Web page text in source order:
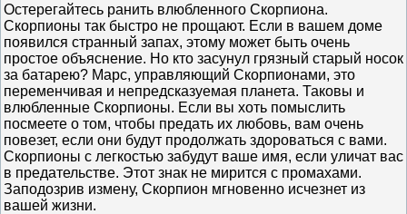
Остерегайтесь ранить влюбленного Скорпиона.
Скорпионы так быстро не прощают. Если в вашем доме
появился странный запах, этому может быть очень
простое объяснение. Но кто засунул грязный старый носок
за батарею? Марс, управляющий Скорпионами, это
переменчивая и непредсказуемая планета. Таковы и
влюбленные Скорпионы. Если вы хоть помыслить
посмеете о том, чтобы предать их любовь, вам очень
повезет, если они будут продолжать здороваться с вами.
Скорпионы с легкостью забудут ваше имя, если уличат вас
в предательстве. Этот знак не мирится с промахами.
Заподозрив измену, Скорпион мгновенно исчезнет из
вашей жизни.